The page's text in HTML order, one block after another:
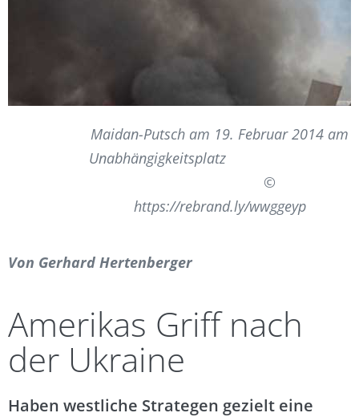
Maidan-Putsch am 19. Februar 2014 am
Unabhängigkeitsplatz
©
https://rebrand.ly/wwggeyp
Von Gerhard Hertenberger
Amerikas Griff nach
der Ukraine
Haben westliche Strategen gezielt eine